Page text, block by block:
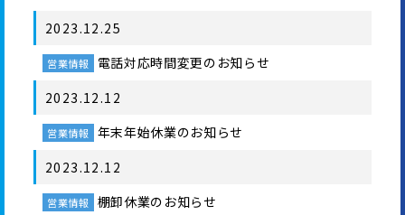
2023.12.25
営業情報
電話対応時間変更のお知らせ
2023.12.12
営業情報
年末年始休業のお知らせ
2023.12.12
営業情報 棚卸休業のお知らせ